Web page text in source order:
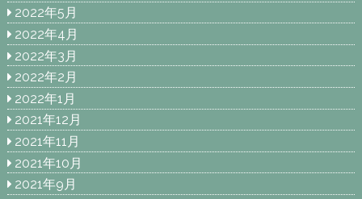
2022年5月
2022年4月
2022年3月
2022年2月
2022年1月
2021年12月
2021年11月
2021年10月
2021年9月